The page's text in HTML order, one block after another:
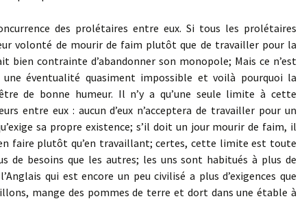
des prolétaires entre eux. Si tous les prolétaires
volonté de mourir de faim plutôt que de travailler pour la
bien contrainte d’abandonner son monopole; Mais ce n’est
une éventualité quasiment impossible et voilà pourquoi la
de bonne humeur. Il n’y a qu’une seule limite à cette
entre eux : aucun d’eux n’acceptera de travailler pour un
sa propre existence; s’il doit un jour mourir de faim, il
faire plutôt qu’en travaillant; certes, cette limite est toute
de besoins que les autres; les uns sont habitués à plus de
qui est encore un peu civilisé a plus d’exigences que
mange des pommes de terre et dort dans une étable à